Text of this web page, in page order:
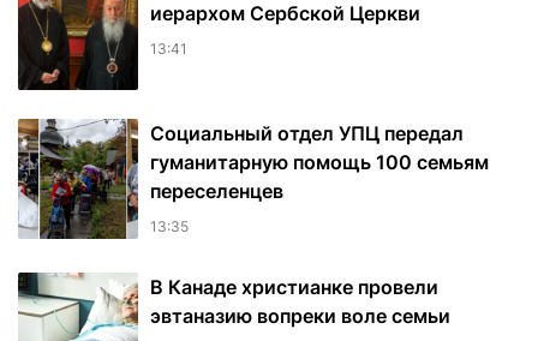
иерархом Сербской Церкви
13:41
Социальный отдел УПЦ передал
гуманитарную помощь 100 семьям
переселенцев
13:35
В Канаде христианке провели
эвтаназию вопреки воле семьи